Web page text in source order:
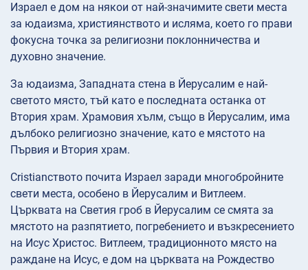
Израел е дом на някои от най-значимите свети места
за юдаизма, християнството и исляма, което го прави
фокусна точка за религиозни поклонничества и
духовно значение.
За юдаизма, Западната стена в Йерусалим е най-
светото място, тъй като е последната останка от
Втория храм. Храмовия хълм, също в Йерусалим, има
дълбоко религиозно значение, като е мястото на
Първия и Втория храм.
Cristianството почита Израел заради многобройните
свети места, особено в Йерусалим и Витлеем.
Църквата на Светия гроб в Йерусалим се смята за
мястото на разпятието, погребението и възкресението
на Исус Христос. Витлеем, традиционното място на
раждане на Исус, е дом на църквата на Рождество